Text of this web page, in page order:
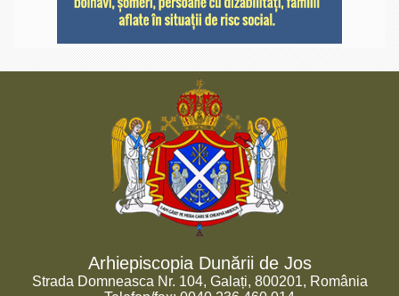
Arhiepiscopia Dunării de Jos
Strada Domneasca Nr. 104, Galați, 800201, România